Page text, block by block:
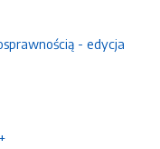
- edycja